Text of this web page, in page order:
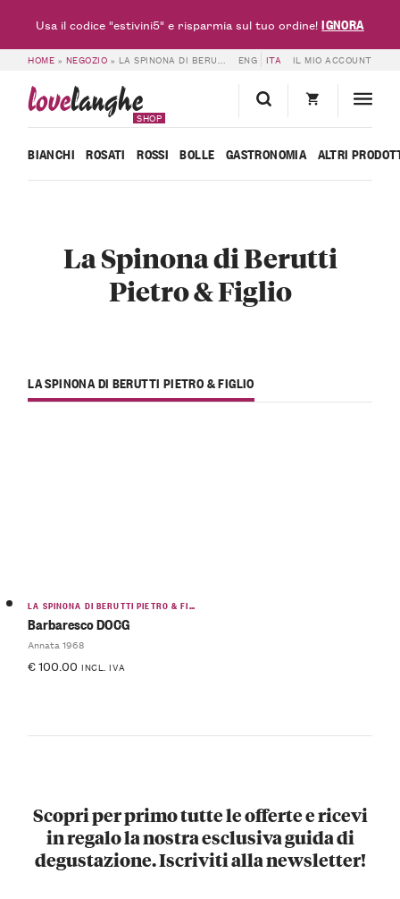
HOME » NEGOZIO » LA SPINONA DI BERUTTI PIETRO & FIGLIO ENG ITA IL MIO ACCOUNT
lovelanghe
SHOP
BIANCHI ROSATI ROSSI BOLLE GASTRONOMIA ALTRI
La Spinona di Berutti
Pietro & Figlio
LA SPINONA DI BERUTTI PIETRO & FIGLIO
Barbaresco DOCG
Annata 1968
€100.00 INCL. IVA
Scopri per primo tutte le offerte e ricevi
in regalo la nostra esclusiva guida di
degustazione. Iscriviti alla newsletter!
Usa il codice "estivini5" e risparmia sul tuo ordine!IGNORA